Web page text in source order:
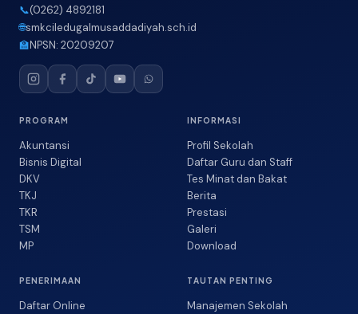
📞(0262) 4892181
🌐smkciledugalmusaddadiyah.sch.id
🏫NPSN: 20209207
PROGRAM
Akuntansi
Bisnis Digital
DKV
TKJ
TKR
TSM
MP
INFORMASI
Profil Sekolah
Daftar Guru dan Staff
Tes Minat dan Bakat
Berita
Prestasi
Galeri
Download
PENERIMAAN
Daftar Online
TAUTAN PENTING
Manajemen Sekolah